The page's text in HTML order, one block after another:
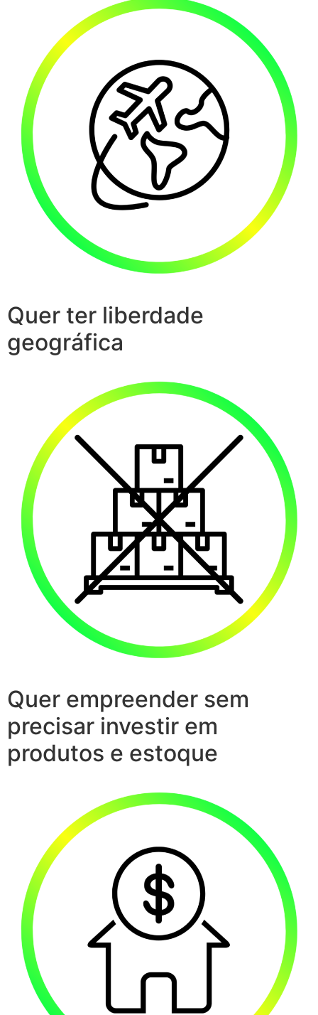
Quer ter liberdade
geográfica
Quer empreender sem
precisar investir em
produtos e estoque